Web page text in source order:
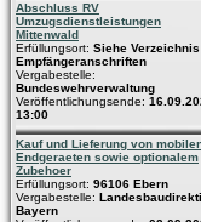
Abschluss RV
Umzugsdienstleistungen
Mittenwald
Erfüllungsort: Siehe
Empfängeranschriften
Vergabestelle:
Bundeswehrverwaltung
Veröffentlichungsende:
13:00
Kauf und Lieferung von
Endgeraeten sowie optionalem
Zubehoer
Erfüllungsort: 96106 Ebern
Vergabestelle:
Bayern